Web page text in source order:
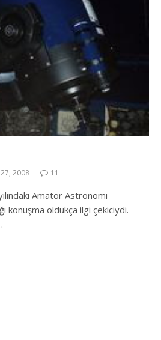
2008 11
Amatör Astronomi
konuşma oldukça ilgi çekiciydi.